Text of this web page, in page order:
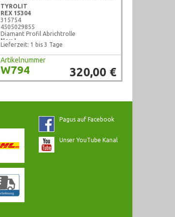
TYROLIT
REX 15304
315754
4505029855
Diamant Profil Abrichtrolle
Neu !
Lieferzeit: 1 bis 3 Tage
Artikelnummer
W794 320,00 €
Pagus auf Facebook
Unser YouTube Kanal